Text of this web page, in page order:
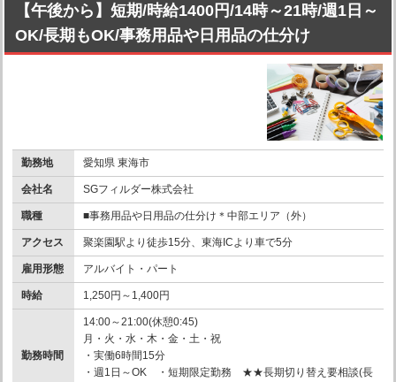
【午後から】短期/時給1400円/14時～21時/週1日～
OK/長期もOK/事務用品や日用品の仕分け
勤務地 愛知県 東海市
会社名 SGフィルダー株式会社
職種 ■事務用品や日用品の仕分け＊中部エリア（外）
アクセス 聚楽園駅より徒歩15分、東海ICより車で5分
雇用形態 アルバイト・パート
時給 1,250円～1,400円
勤務時間
14:00～21:00(休憩0:45)
月・火・水・木・金・土・祝
・実働6時間15分
・週1日～OK ・短期限定勤務 ★★長期切り替え要相談(長